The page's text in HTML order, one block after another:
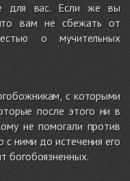
для вас. Если же вы
вам не сбежать от
о мучительных
с которыми
после этого ни в
не помогали против
ними до истечения его
богобоязненных.